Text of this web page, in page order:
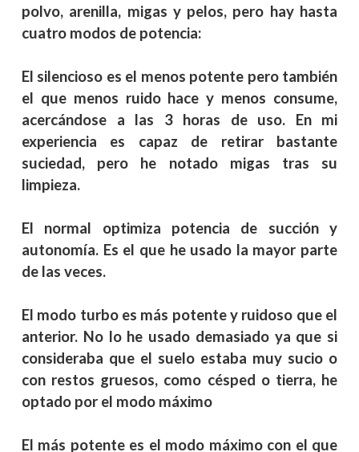
polvo, arenilla, migas y pelos, pero hay hasta
cuatro modos de potencia:
El silencioso es el menos potente pero también
el que menos ruido hace y menos consume,
acercándose a las 3 horas de uso. En mi
experiencia es capaz de retirar bastante
suciedad, pero he notado migas tras su
limpieza.
El normal optimiza potencia de succión y
autonomía. Es el que he usado la mayor parte
de las veces.
El modo turbo es más potente y ruidoso que el
anterior. No lo he usado demasiado ya que si
consideraba que el suelo estaba muy sucio o
con restos gruesos, como césped o tierra, he
optado por el modo máximo
El más potente es el modo máximo con el que